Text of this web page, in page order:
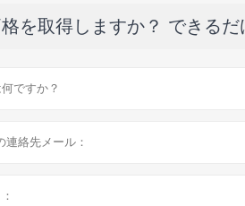
を取得しますか？ できるだ